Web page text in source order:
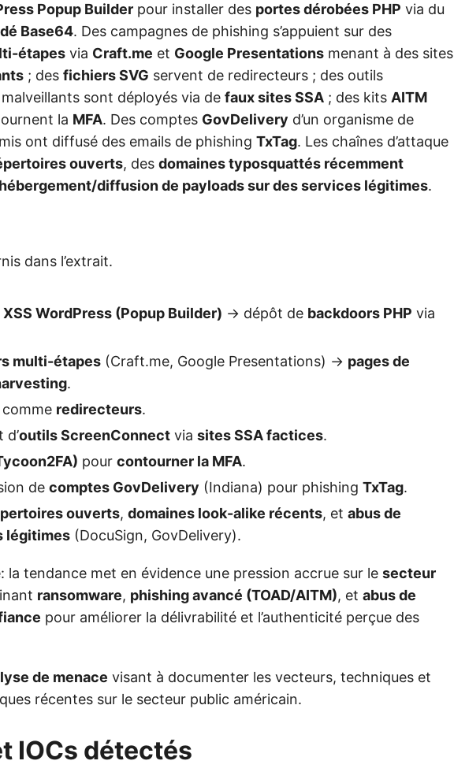
Popup Builder pour installer des portes dérobées PHP via du
Base64. Des campagnes de phishing s’appuient sur des
étapes via Craft.me et Google Presentations menant à des sites
; des fichiers SVG servent de redirecteurs ; des outils
malveillants sont déployés via de faux sites SSA ; des kits AITM
la MFA. Des comptes GovDelivery d’un organisme de
ont diffusé des emails de phishing TxTag. Les chaînes d’attaque
ouverts, des domaines typosquattés récemment
hébergement/diffusion de payloads sur des services légitimes.
dans l’extrait.
XSS WordPress (Popup Builder) → dépôt de backdoors PHP via
multi-étapes (Craft.me, Google Presentations) → pages de
.
redirecteurs.
d’outils ScreenConnect via sites SSA factices.
pour contourner la MFA.
de comptes GovDelivery (Indiana) pour phishing TxTag.
ouverts, domaines look-alike récents, et abus de
légitimes (DocuSign, GovDelivery).
la tendance met en évidence une pression accrue sur le secteur
ransomware, phishing avancé (TOAD/AITM), et abus de
pour améliorer la délivrabilité et l’authenticité perçue des
de menace visant à documenter les vecteurs, techniques et
récentes sur le secteur public américain.
IOCs détectés